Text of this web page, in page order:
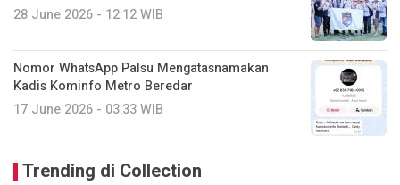
28 June 2026 - 12:12 WIB
Nomor WhatsApp Palsu Mengatasnamakan
Kadis Kominfo Metro Beredar
17 June 2026 - 03:33 WIB
Trending di Collection